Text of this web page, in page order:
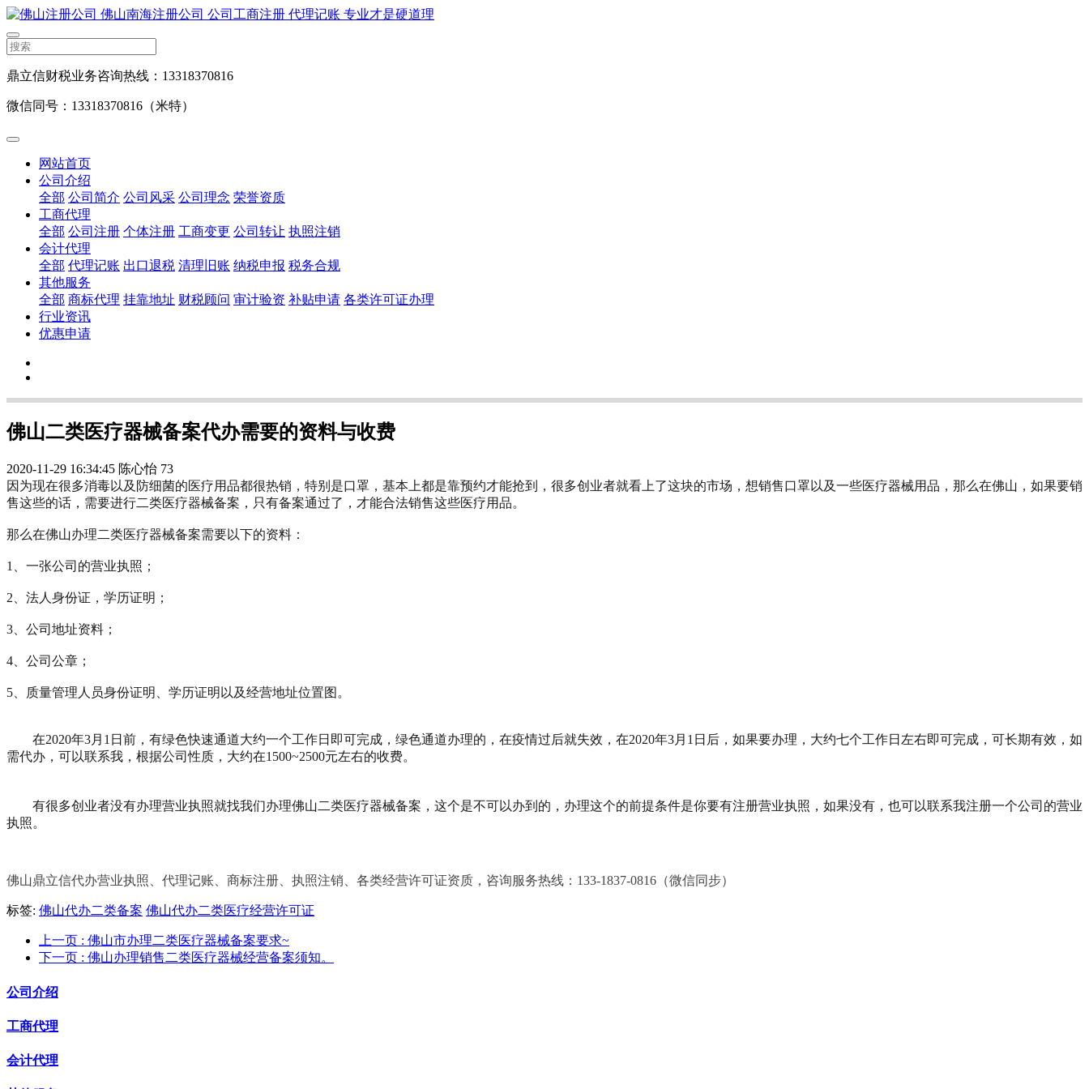
鼎立信财税业务咨询热线：13318370816
微信同号：13318370816（米特）
网站首页
公司介绍
全部 公司简介 公司风采 公司理念 荣誉资质
工商代理
全部 公司注册 个体注册 工商变更 公司转让 执照注销
会计代理
全部 代理记账 出口退税 清理旧账 纳税申报 税务合规
其他服务
全部 商标代理 挂靠地址 财税顾问 审计验资 补贴申请 各类许可证办理
行业资讯
优惠申请
佛山二类医疗器械备案代办需要的资料与收费
2020-11-29 16:34:45 陈心怡 73
因为现在很多消毒以及防细菌的医疗用品都很热销，特别是口罩，基本上都是靠预约才能抢到，很多创业者就看上了这块的市场，想销售口罩以及一些医疗器械用品，那么在佛山，如果要销
售这些的话，需要进行二类医疗器械备案，只有备案通过了，才能合法销售这些医疗用品。
那么在佛山办理二类医疗器械备案需要以下的资料：
1、一张公司的营业执照；
2、法人身份证，学历证明；
3、公司地址资料；
4、公司公章；
5、质量管理人员身份证明、学历证明以及经营地址位置图。
在2020年3月1日前，有绿色快速通道大约一个工作日即可完成，绿色通道办理的，在疫情过后就失效，在2020年3月1日后，如果要办理，大约七个工作日左右即可完成，可长期有效，如
需代办，可以联系我，根据公司性质，大约在1500~2500元左右的收费。
有很多创业者没有办理营业执照就找我们办理佛山二类医疗器械备案，这个是不可以办到的，办理这个的前提条件是你要有注册营业执照，如果没有，也可以联系我注册一个公司的营业
执照。
佛山鼎立信代办营业执照、代理记账、商标注册、执照注销、各类经营许可证资质，咨询服务热线：133-1837-0816（微信同步）
标签: 佛山代办二类备案 佛山代办二类医疗经营许可证
上一页 : 佛山市办理二类医疗器械备案要求~
下一页 : 佛山办理销售二类医疗器械经营备案须知。
公司介绍
工商代理
会计代理